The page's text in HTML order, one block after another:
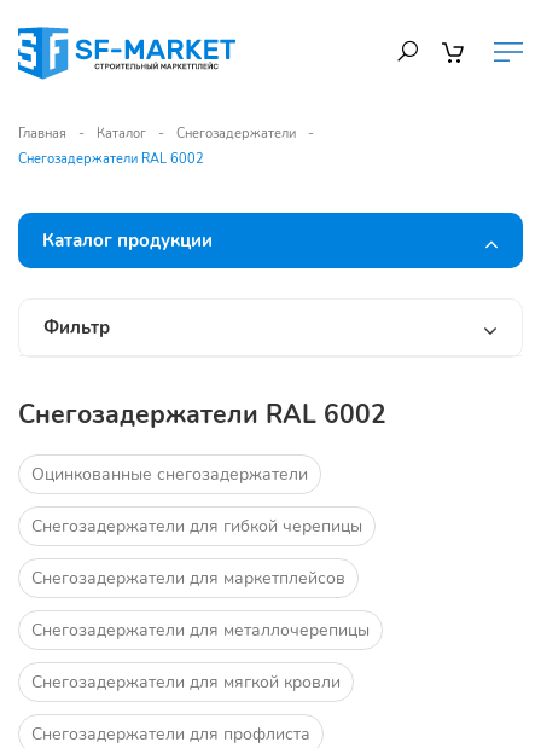
Главная Каталог
Снегозадержатели
Снегозадержатели RAL 6002
Каталог продукции
Фильтр
Снегозадержатели RAL 6002
Оцинкованные снегозадержатели
Снегозадержатели для гибкой черепицы
Снегозадержатели для маркетплейсов
Снегозадержатели для металлочерепицы
Снегозадержатели для мягкой кровли
Снегозадержатели для профлиста